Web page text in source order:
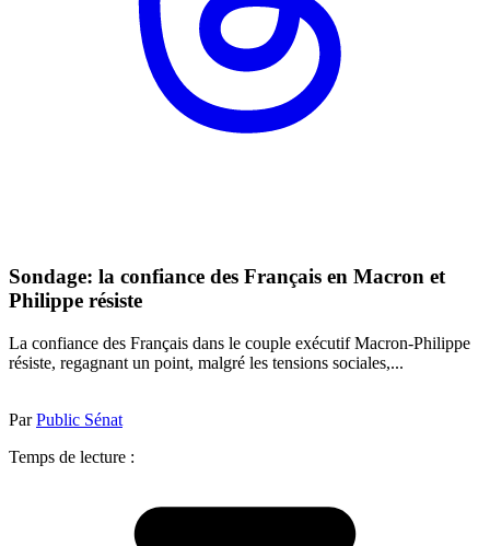
Sondage: la confiance des Français en Macron et
Philippe résiste
La confiance des Français dans le couple exécutif Macron-Philippe
résiste, regagnant un point, malgré les tensions sociales,...
ParPublic Sénat
Temps de lecture :